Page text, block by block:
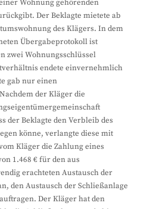
Wohnung gehörenden
Der Beklagte mietete ab
des Klägers. In dem
Übergabeprotokoll ist
zwei Wohnungsschlüssel
endete einvernehmlich
gab nur einen
der Kläger die
der Beklagte den Verbleib des
könne, verlangte diese mit
Kläger die Zahlung eines
1.468 € für den aus
erachteten Austausch der
den Austausch der Schließanlage
Der Kläger hat den